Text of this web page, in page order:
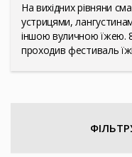
На вихідних рівняни
устрицями,
іншою вуличною їжею.
проходив фестиваль